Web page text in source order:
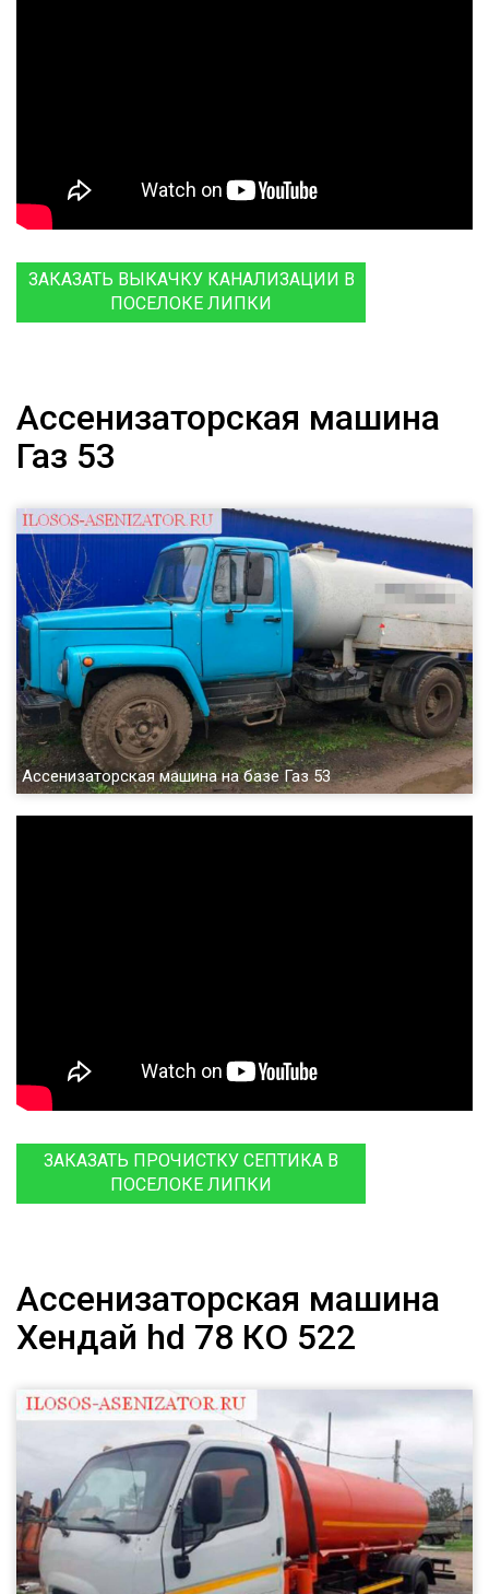
ЗАКАЗАТЬ ВЫКАЧКУ КАНАЛИЗАЦИИ В
ПОСЕЛОКЕ ЛИПКИ
Ассенизаторская машина
Газ 53
Ассенизаторская машина на базе Газ 53
ЗАКАЗАТЬ ПРОЧИСТКУ СЕПТИКА В
ПОСЕЛОКЕ ЛИПКИ
Ассенизаторская машина
Хендай hd 78 КО 522